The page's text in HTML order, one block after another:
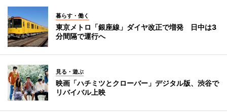
暮らす・働く
東京メトロ「銀座線」ダイヤ改正で増発 日中は3
分間隔で運行へ
見る・遊ぶ
映画「ハチミツとクローバー」デジタル版、渋谷で
リバイバル上映